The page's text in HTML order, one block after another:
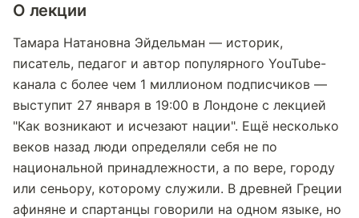
О лекции
Тамара Натановна Эйдельман — историк,
писатель, педагог и автор популярного YouTube-
канала с более чем 1 миллионом подписчиков —
выступит 27 января в 19:00 в Лондоне с лекцией
"Как возникают и исчезают нации". Ещё несколько
веков назад люди определяли себя не по
национальной принадлежности, а по вере, городу
или сеньору, которому служили. В древней Греции
афиняне и спартанцы говорили на одном языке, но